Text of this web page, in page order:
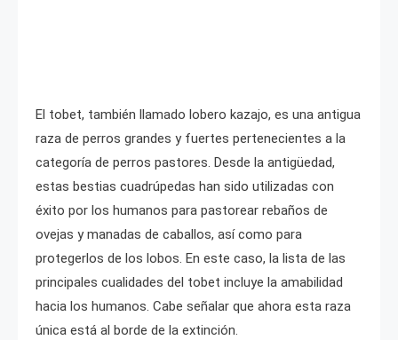
El tobet, también llamado lobero kazajo, es una antigua
raza de perros grandes y fuertes pertenecientes a la
categoría de perros pastores. Desde la antigüedad,
estas bestias cuadrúpedas han sido utilizadas con
éxito por los humanos para pastorear rebaños de
ovejas y manadas de caballos, así como para
protegerlos de los lobos. En este caso, la lista de las
principales cualidades del tobet incluye la amabilidad
hacia los humanos. Cabe señalar que ahora esta raza
única está al borde de la extinción.